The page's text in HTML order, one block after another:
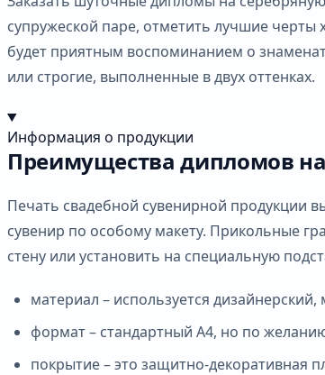
супружеской паре, отметить лучшие черты
будет приятным воспоминанием о
или строгие, выполненные в двух оттенках.
Информация о продукции
Преимущества дипломов
Печать свадебной сувенирной продукции
сувенир по особому макету. Прикольные
стену или установить на специальную
материал – используется
формат – стандартный А4, но по
покрытие – это защитно-декоративная